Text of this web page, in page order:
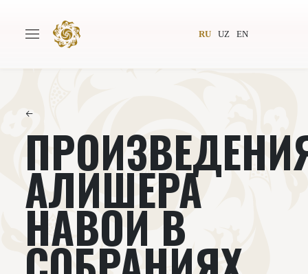
RU UZ EN
Всемирное общество
Издательство Новости
Подкасты
Книги Видеолекторий
←
АЛИШЕРА
НАВОИ В